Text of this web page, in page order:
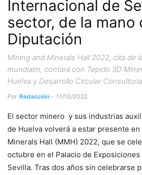
Internacional de
sector, de la mano
Diputación
Mining and Minerals Hall 2022, cita de
mundialm, contará con Tepido 3D
Huelva y Desarrollo Circular
Por Redacción - 11/10/2022
El sector minero y sus industrias
de Huelva volverá a estar presente en
Minerals Hall (MMH) 2022, que se
octubre en el Palacio de
Sevilla. Tras dos años sin celebrarse